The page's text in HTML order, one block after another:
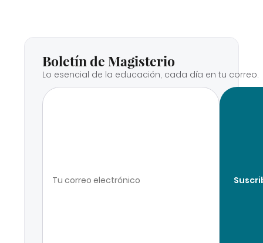
Boletín de Magisterio
Lo esencial de la educación, cada día en tu correo.